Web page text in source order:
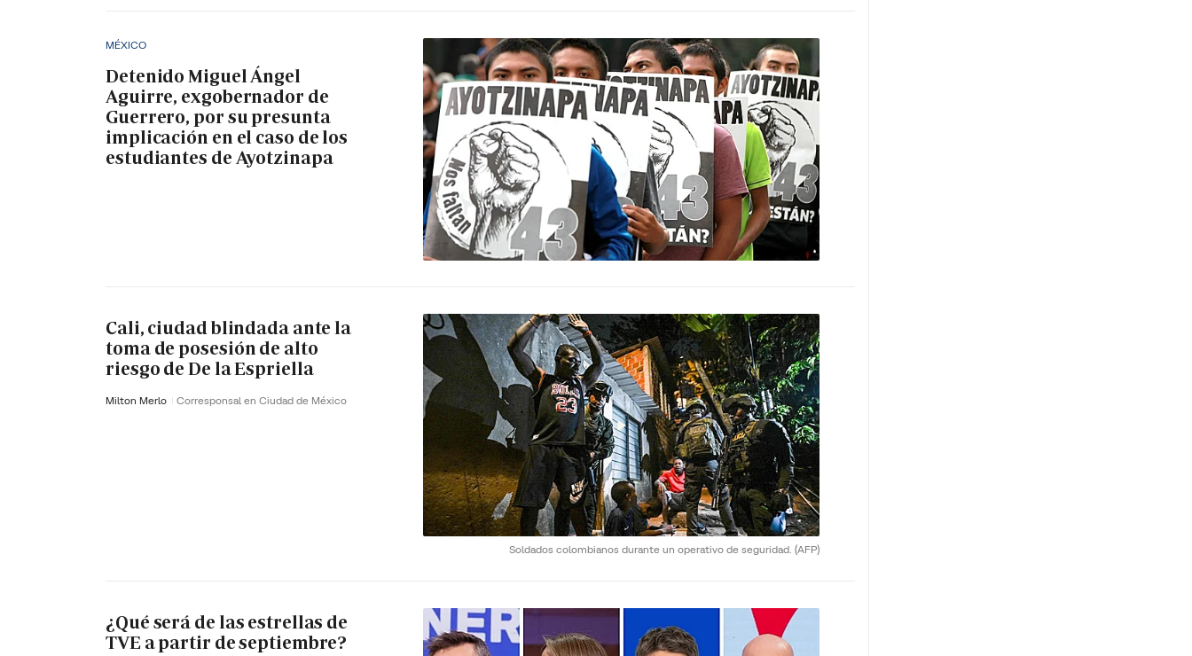
MÉXICO
Detenido Miguel Ángel
Aguirre, exgobernador de
Guerrero, por su presunta
implicación en el caso de los
estudiantes de Ayotzinapa
Soldados colombianos durante un operativo de seguridad. (AFP)
Cali, ciudad blindada ante la
toma de posesión de alto
riesgo de De la Espriella
Milton Merlo Corresponsal en Ciudad de México
¿Qué será de las estrellas de
TVE a partir de septiembre?